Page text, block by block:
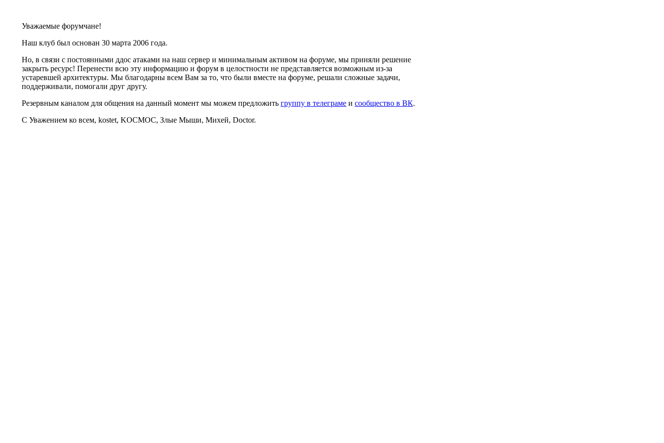
Уважаемые форумчане!
Наш клуб был основан 30 марта 2006 года.
Но, в связи с постоянными ддос атаками на наш сервер и минимальным активом на форуме, мы приняли решение
закрыть ресурс! Перенести всю эту информацию и форум в целостности не представляется возможным из-за
устаревшей архитектуры. Мы благодарны всем Вам за то, что были вместе на форуме, решали сложные задачи,
поддерживали, помогали друг другу.
Резервным каналом для общения на данный момент мы можем предложить группу в телеграме и сообщество в ВК.
С Уважением ко всем, kostet, KOCMOC, Злые Мыши, Михей, Doctor.